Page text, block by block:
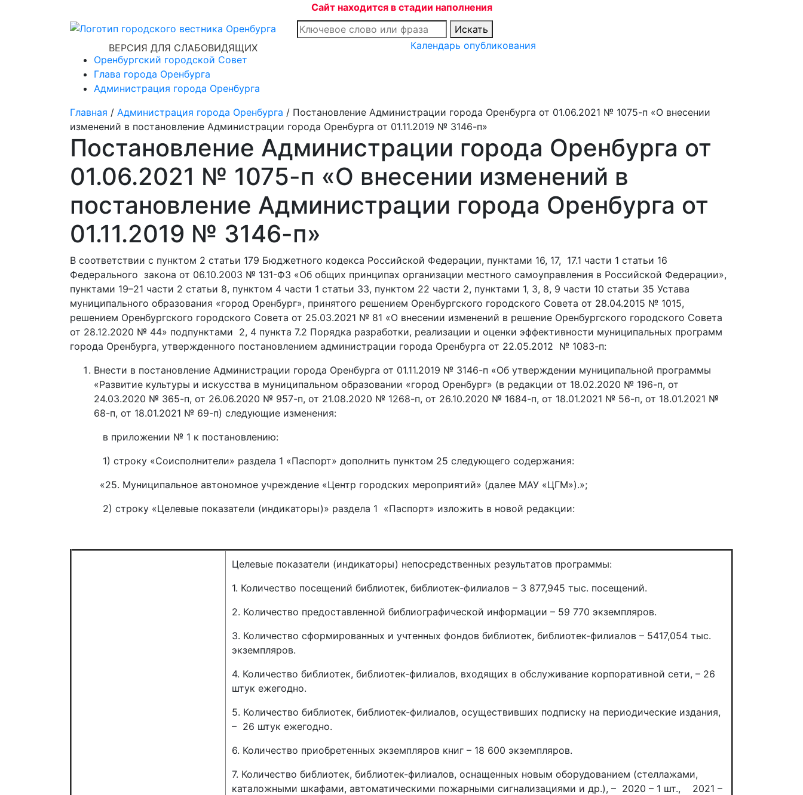
Сайт находится в стадии наполнения
Искать
ВЕРСИЯ ДЛЯ СЛАБОВИДЯЩИХ
Календарь опубликования
Оренбургский городской Совет
Глава города Оренбурга
Администрация города Оренбурга
Главная / Администрация города Оренбурга / Постановление Администрации города Оренбурга от 01.06.2021 № 1075-п «О внесении
изменений в постановление Администрации города Оренбурга от 01.11.2019 № 3146-п»
Постановление Администрации города Оренбурга от
01.06.2021 № 1075-п «О внесении изменений в
постановление Администрации города Оренбурга от
01.11.2019 № 3146-п»
В соответствии с пунктом 2 статьи 179 Бюджетного кодекса Российской Федерации, пунктами 16, 17, 17.1 части 1 статьи 16
Федерального закона от 06.10.2003 № 131-ФЗ «Об общих принципах организации местного самоуправления в Российской Федерации»,
пунктами 19­­–21 части 2 статьи 8, пунктом 4 части 1 статьи 33, пунктом 22 части 2, пунктами 1, 3, 8, 9 части 10 статьи 35 Устава
муниципального образования «город Оренбург», принятого решением Оренбургского городского Совета от 28.04.2015 № 1015,
решением Оренбургского городского Совета от 25.03.2021 № 81 «О внесении изменений в решение Оренбургского городского Совета
от 28.12.2020 № 44» подпунктами 2, 4 пункта 7.2 Порядка разработки, реализации и оценки эффективности муниципальных программ
города Оренбурга, утвержденного постановлением администрации города Оренбурга от 22.05.2012 № 1083-п:
Внести в постановление Администрации города Оренбурга от 01.11.2019 № 3146-п «Об утверждении муниципальной программы
«Развитие культуры и искусства в муниципальном образовании «город Оренбург» (в редакции от 18.02.2020 № 196-п, от
24.03.2020 № 365-п, от 26.06.2020 № 957-п, от 21.08.2020 № 1268-п, от 26.10.2020 № 1684-п, от 18.01.2021 № 56-п, от 18.01.2021 №
68-п, от 18.01.2021 № 69-п) следующие изменения:
в приложении № 1 к постановлению:
1) строку «Соисполнители» раздела 1 «Паспорт» дополнить пунктом 25 следующего содержания:
«25. Муниципальное автономное учреждение «Центр городских мероприятий» (далее МАУ «ЦГМ»).»;
2) строку «Целевые показатели (индикаторы)» раздела 1 «Паспорт» изложить в новой редакции:
Целевые показатели (индикаторы) непосредственных результатов программы:
1. Количество посещений библиотек, библиотек-филиалов – 3 877,945 тыс. посещений.
2. Количество предоставленной библиографической информации – 59 770 экземпляров.
3. Количество сформированных и учтенных фондов библиотек, библиотек-филиалов – 5417,054 тыс.
экземпляров.
4. Количество библиотек, библиотек-филиалов, входящих в обслуживание корпоративной сети, – 26
штук ежегодно.
5. Количество библиотек, библиотек-филиалов, осуществивших подписку на периодические издания,
– 26 штук ежегодно.
6. Количество приобретенных экземпляров книг – 18 600 экземпляров.
7. Количество библиотек, библиотек-филиалов, оснащенных новым оборудованием (стеллажами,
каталожными шкафами, автоматическими пожарными сигнализациями и др.), – 2020 – 1 шт., 2021 –